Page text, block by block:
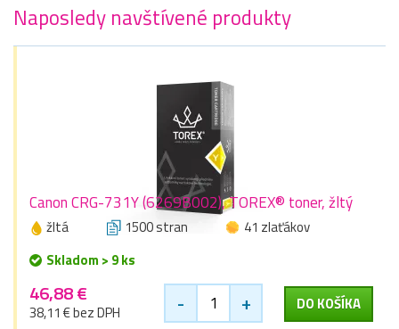
Naposledy navštívené produkty
Canon CRG-731Y (6269B002), TOREX® toner, žltý
žltá 1500 stran
41 zlaťákov
Skladom > 9 ks
46,88 €
38,11 € bez DPH - + DO KOŠÍKA